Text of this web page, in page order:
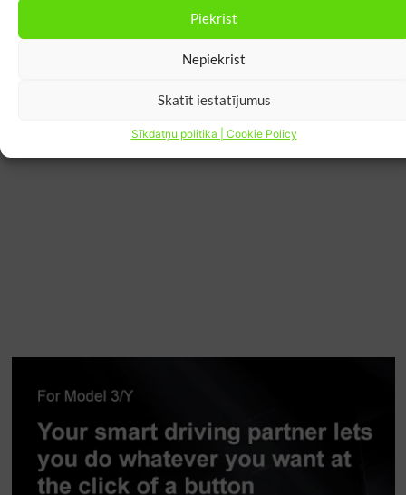
Piekrist
Nepiekrist
Skatīt iestatījumus
Sīkdatņu politika | Cookie Policy